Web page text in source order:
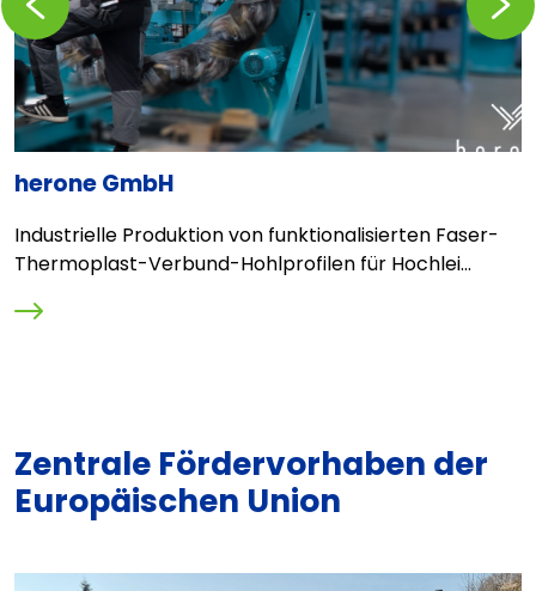
herone GmbH
Industrielle Produktion von funktionalisierten Faser-
Thermoplast-Verbund-Hohlprofilen für Hochlei...
Zentrale Fördervorhaben der
Europäischen Union